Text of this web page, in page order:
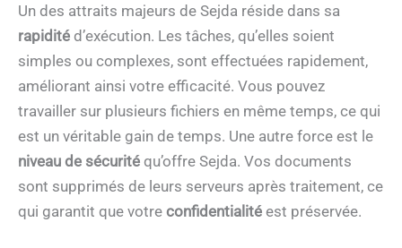
Un des attraits majeurs de Sejda réside dans sa
rapidité d’exécution. Les tâches, qu’elles soient
simples ou complexes, sont effectuées rapidement,
améliorant ainsi votre efficacité. Vous pouvez
travailler sur plusieurs fichiers en même temps, ce qui
est un véritable gain de temps. Une autre force est le
niveau de sécurité qu’offre Sejda. Vos documents
sont supprimés de leurs serveurs après traitement, ce
qui garantit que votre confidentialité est préservée.